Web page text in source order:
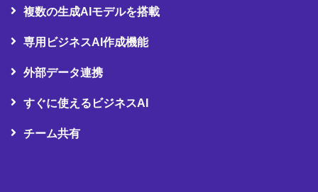
複数の生成AIモデルを搭載
専用ビジネスAI作成機能
外部データ連携
すぐに使えるビジネスAI
チーム共有